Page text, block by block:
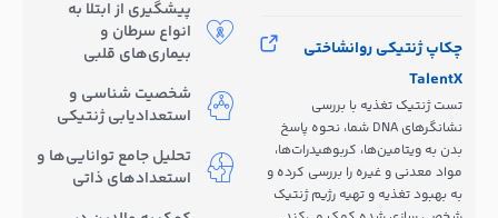
پیشگیری از ابتلا به
انواع سرطان و
بیماری‌های قلبی
شخصیت شناسی و
استعدادیابی ژنتیکی
تحلیل جامع توانایی‌ها و
استعدادهای ذاتی
چکاپ ژنتیکی روانشاختی
TalentX
تست ژنتیک تغذیه با بررسی
نشانگرهای DNA شما، نحوه پاسخ
بدن به ویتامین‌ها، کربوهیدرات‌ها،
مواد معدنی و غیره را بررسی کرده و
به بهبود تغذیه و تهیه رژیم ژنتیک